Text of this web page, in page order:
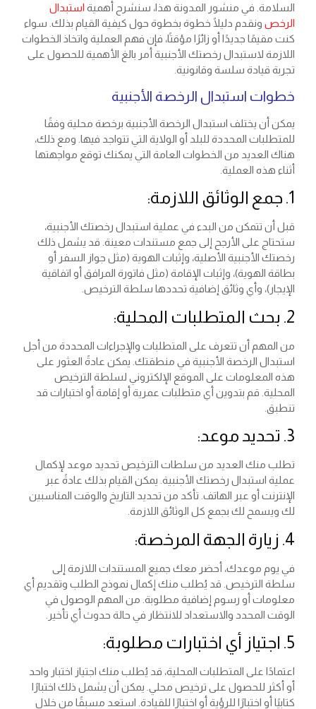
السلامة. في منشور المدونة هذا، سنشرح أهمية استبدال
الرخص ونقدم دليلًا خطوة بخطوة حول كيفية القيام بذلك. سواء
كنت مقيمًا جديدًا أو زائرًا مؤقتًا، فإن فهم العملية واتخاذ الخطوات
اللازمة لاستبدال رخصتك الأجنبية أمر بالغ الأهمية للحصول على
تجربة قيادة سلسة وقانونية.
خطوات استبدال الرخصة الأجنبية
يمكن أن يختلف استبدال الرخصة الأجنبية برخصة محلية وفقًا
للمتطلبات المحددة للبلد أو الولاية التي تتواجد فيها. ومع ذلك،
هناك العديد من الخطوات العامة التي يمكنك توقع مواجهتها
أثناء هذه العملية.
1. جمع الوثائق اللازمة:
قبل أن تتمكن من البدء في عملية استبدال رخصتك الأجنبية،
ستحتاج على الأرجح إلى جمع مستندات معينة. قد يشمل ذلك
رخصتك الأجنبية الأصلية، وإثبات الهوية (مثل جواز السفر أو
بطاقة الهوية)، وإثبات الإقامة (مثل فاتورة المرافق أو اتفاقية
الإيجار)، وأي وثائق إضافية تحددها سلطة الترخيص.
2. بحث المتطلبات المحلية:
من المهم أن تتعرف على المتطلبات والإجراءات المحددة من أجل
استبدال الرخصة الأجنبية في منطقتك. يمكن عادةً العثور على
هذه المعلومات على الموقع الإلكتروني لسلطة الترخيص
المحلية. قم بتدوين أي متطلبات عمرية أو إقامة أو اختبارات قد
تنطبق.
3. تحديد موعد:
تطلب منك العديد من سلطات الترخيص تحديد موعد لإكمال
عملية استبدال رخصتك الأجنبية. يمكن القيام بذلك عادةً عبر
الإنترنت أو عبر الهاتف. تأكد من تحديد التاريخ والوقت المناسبين
لك ويسمح لك بجمع كل الوثائق اللازمة.
4. زيارة الجهة المرخصة:
في يوم موعدك، أحضر معك جميع المستندات اللازمة إلى
سلطة الترخيص. قد يُطلب منك إكمال نموذج الطلب وتقديم أي
معلومات أو رسوم إضافية مطلوبة. من المهم الوصول في
الوقت المحدد والاستعداد للانتظار في حالة حدوث أي تأخير.
5. اجتياز أي اختبارات مطلوبة:
اعتمادًا على المتطلبات المحلية، قد يُطلب منك اجتياز اختبار واحد
أو أكثر للحصول على ترخيص محلي. يمكن أن يشمل ذلك اختبارًا
كتابيًا أو اختبارًا للرؤية أو اختبارًا للقيادة. استعد مسبقًا من خلال